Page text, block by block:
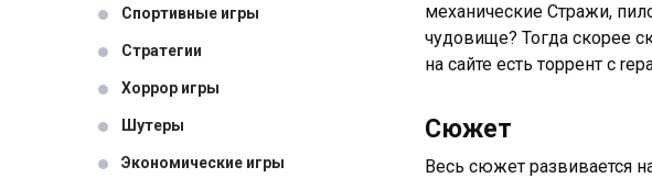
Спортивные игры
Стратегии
Хоррор игры
Шутеры
Экономические игры
механические Стражи,
чудовище? Тогда скорее
на сайте есть торрент с
Сюжет
Весь сюжет развивается